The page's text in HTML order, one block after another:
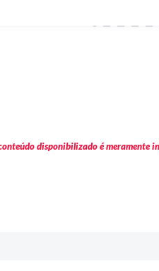
disponibilizado é